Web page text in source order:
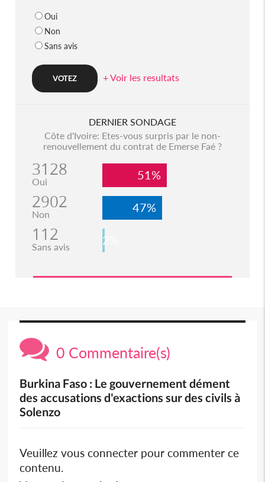
Oui
Non
Sans avis
+ Voir les resultats
DERNIER SONDAGE
Côte d'Ivoire: Etes-vous surpris par le non-
renouvellement du contrat de Emerse Faé ?
3128
Oui 51%
2902
Non 47%
112
Sans avis 2%
0 Commentaire(s)
Burkina Faso : Le gouvernement dément
des accusations d'exactions sur des civils à
Solenzo
Veuillez vous connecter pour commenter ce
contenu.